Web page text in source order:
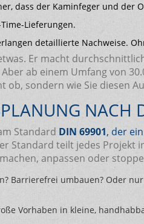
dass der Kaminfeger und der
Lieferungen.
detaillierte Nachweise.
Er macht
ab einem Umfang von
ob, sondern wie Sie diesen
NACH
Standard DIN 69901, der
Standard teilt jedes Projekt
anpassen oder
Barrierefrei umbauen? Oder
Vorhaben in kleine,